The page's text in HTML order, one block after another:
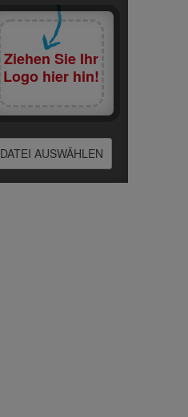
Ziehen Sie Ihr
Logo hier hin!
DATEI AUSWÄHLEN